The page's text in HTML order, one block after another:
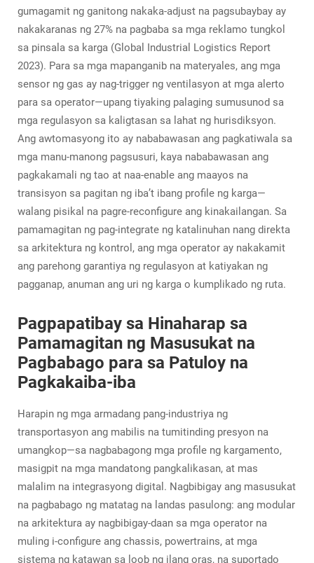
gumagamit ng ganitong nakaka-adjust na pagsubaybay ay
nakakaranas ng 27% na pagbaba sa mga reklamo tungkol
sa pinsala sa karga (Global Industrial Logistics Report
2023). Para sa mga mapanganib na materyales, ang mga
sensor ng gas ay nag-trigger ng ventilasyon at mga alerto
para sa operator—upang tiyaking palaging sumusunod sa
mga regulasyon sa kaligtasan sa lahat ng hurisdiksyon.
Ang awtomasyong ito ay nababawasan ang pagkatiwala sa
mga manu-manong pagsusuri, kaya nababawasan ang
pagkakamali ng tao at naa-enable ang maayos na
transisyon sa pagitan ng iba’t ibang profile ng karga—
walang pisikal na pagre-reconfigure ang kinakailangan. Sa
pamamagitan ng pag-integrate ng katalinuhan nang direkta
sa arkitektura ng kontrol, ang mga operator ay nakakamit
ang parehong garantiya ng regulasyon at katiyakan ng
pagganap, anuman ang uri ng karga o kumplikado ng ruta.
Pagpapatibay sa Hinaharap sa
Pamamagitan ng Masusukat na
Pagbabago para sa Patuloy na
Pagkakaiba-iba
Harapin ng mga armadang pang-industriya ng
transportasyon ang mabilis na tumitinding presyon na
umangkop—sa nagbabagong mga profile ng kargamento,
masigpit na mga mandatong pangkalikasan, at mas
malalim na integrasyong digital. Nagbibigay ang masusukat
na pagbabago ng matatag na landas pasulong: ang modular
na arkitektura ay nagbibigay-daan sa mga operator na
muling i-configure ang chassis, powertrains, at mga
sistema ng katawan sa loob ng ilang oras, na suportado